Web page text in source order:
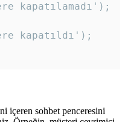
kapatılamadı');
kapatıldı');
içeren sohbet penceresini